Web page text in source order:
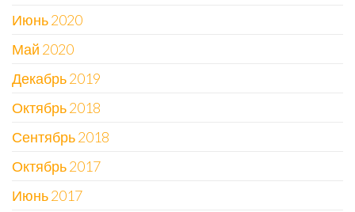
Июнь 2020
Май 2020
Декабрь 2019
Октябрь 2018
Сентябрь 2018
Октябрь 2017
Июнь 2017